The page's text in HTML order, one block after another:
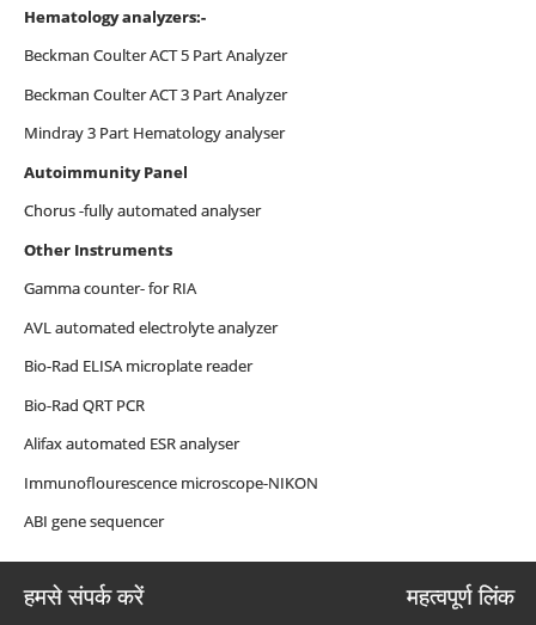
Hematology analyzers:-
Beckman Coulter ACT 5 Part Analyzer
Beckman Coulter ACT 3 Part Analyzer
Mindray 3 Part Hematology analyser
Autoimmunity Panel
Chorus -fully automated analyser
Other Instruments
Gamma counter- for RIA
AVL automated electrolyte analyzer
Bio-Rad ELISA microplate reader
Bio-Rad QRT PCR
Alifax automated ESR analyser
Immunoflourescence microscope-NIKON
ABI gene sequencer
हमसे संपर्क करें महत्वपूर्ण लिंक